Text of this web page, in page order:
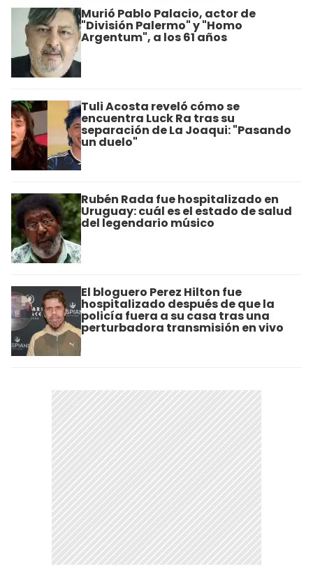
Murió Pablo Palacio, actor de
"División Palermo" y "Homo
Argentum", a los 61 años
Tuli Acosta reveló cómo se
encuentra Luck Ra tras su
separación de La Joaqui: "Pasando
un duelo"
Rubén Rada fue hospitalizado en
Uruguay: cuál es el estado de salud
del legendario músico
El bloguero Perez Hilton fue
hospitalizado después de que la
policía fuera a su casa tras una
perturbadora transmisión en vivo